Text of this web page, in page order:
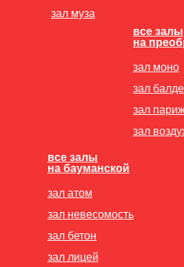
зал атом
зал невесомость
зал бетон
зал лицей
все залы
на бауманской
зал моно
зал
зал
зал
все залы
на
зал муза